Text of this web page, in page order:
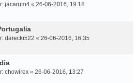
jacarum4 « 26-06-2016, 19:18
darecki522 « 26-06-2016, 16:35
chowirex « 26-06-2016, 13:27